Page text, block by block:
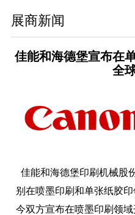
展商新闻
佳能和海德堡宣布在
全
佳能和海德堡印刷机械股
别在喷墨印刷和单张纸胶
今双方宣布在喷墨印刷领